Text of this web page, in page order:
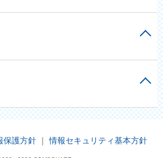
保護方針 ｜情報セキュリティ基本方針